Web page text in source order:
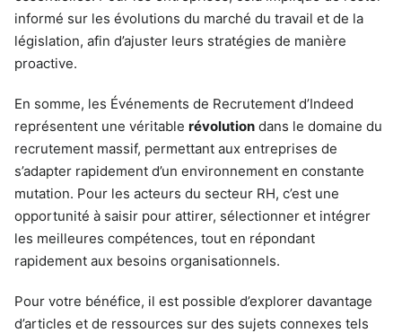
informé sur les évolutions du marché du travail et de la
législation, afin d’ajuster leurs stratégies de manière
proactive.
En somme, les Événements de Recrutement d’Indeed
représentent une véritable révolution dans le domaine du
recrutement massif, permettant aux entreprises de
s’adapter rapidement d’un environnement en constante
mutation. Pour les acteurs du secteur RH, c’est une
opportunité à saisir pour attirer, sélectionner et intégrer
les meilleures compétences, tout en répondant
rapidement aux besoins organisationnels.
Pour votre bénéfice, il est possible d’explorer davantage
d’articles et de ressources sur des sujets connexes tels